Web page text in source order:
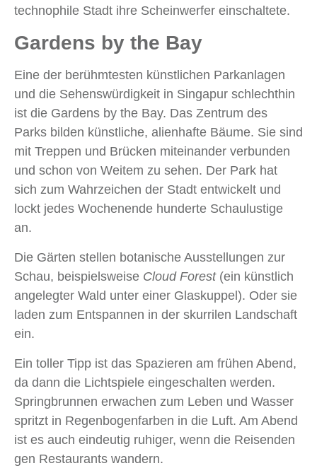
technophile Stadt ihre Scheinwerfer einschaltete.
Gardens by the Bay
Eine der berühmtesten künstlichen Parkanlagen
und die Sehenswürdigkeit in Singapur schlechthin
ist die Gardens by the Bay. Das Zentrum des
Parks bilden künstliche, alienhafte Bäume. Sie sind
mit Treppen und Brücken miteinander verbunden
und schon von Weitem zu sehen. Der Park hat
sich zum Wahrzeichen der Stadt entwickelt und
lockt jedes Wochenende hunderte Schaulustige
an.
Die Gärten stellen botanische Ausstellungen zur
Schau, beispielsweise Cloud Forest(ein künstlich
angelegter Wald unter einer Glaskuppel). Oder sie
laden zum Entspannen in der skurrilen Landschaft
ein.
Ein toller Tipp ist das Spazieren am frühen Abend,
da dann die Lichtspiele eingeschalten werden.
Springbrunnen erwachen zum Leben und Wasser
spritzt in Regenbogenfarben in die Luft. Am Abend
ist es auch eindeutig ruhiger, wenn die Reisenden
gen Restaurants wandern.